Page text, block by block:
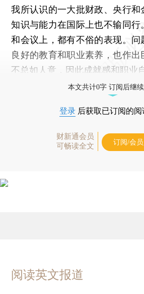
我所认识的一大批财政、央行和
知识与能力在国际上也不输同行
和会议上，都有不俗的表现。问
良好的教育和职业素养，也作
不总如人意，因此成就感和职业
本文共计0字 订阅后继
登录 后获取已订阅的阅
财新通会员
可畅读全文
订阅/会
阅读英文报道